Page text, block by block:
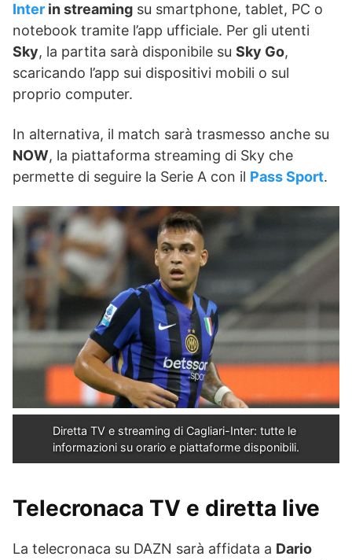
Inter in streaming su smartphone, tablet, PC o
notebook tramite l’app ufficiale. Per gli utenti
Sky, la partita sarà disponibile su Sky Go,
scaricando l’app sui dispositivi mobili o sul
proprio computer.
In alternativa, il match sarà trasmesso anche su
NOW, la piattaforma streaming di Sky che
permette di seguire la Serie A con il Pass Sport.
Diretta TV e streaming di Cagliari-Inter: tutte le
informazioni su orario e piattaforme disponibili.
Telecronaca TV e diretta live
La telecronaca su DAZN sarà affidata a Dario